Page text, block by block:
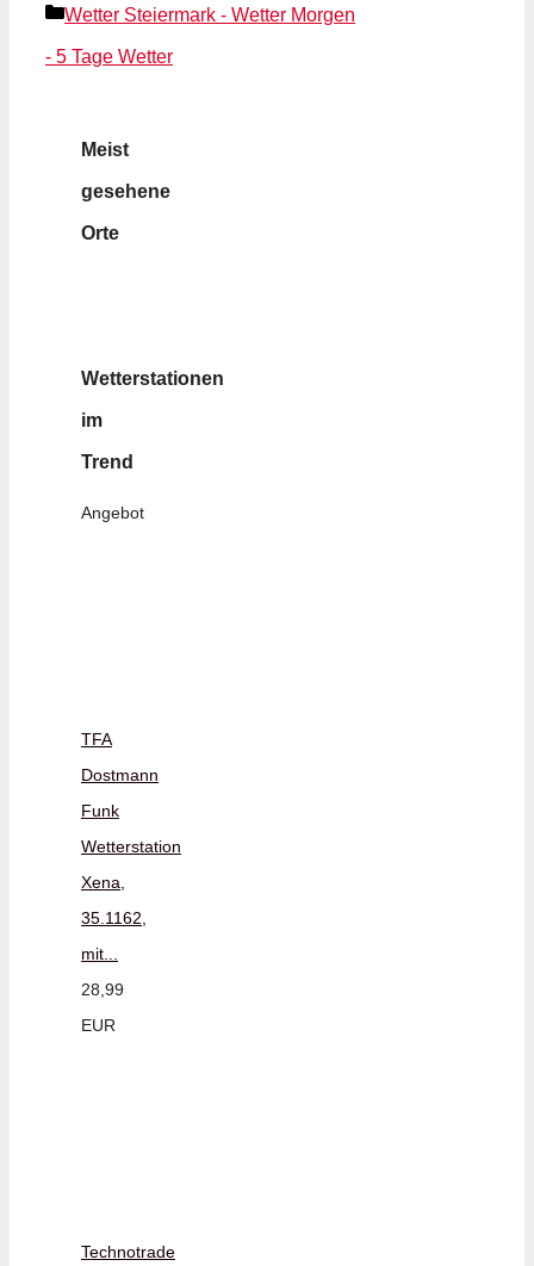
Kategorien
Wetter Steiermark - Wetter Morgen
- 5 Tage Wetter
Meist
gesehene
Orte
Wetterstationen
im
Trend
Angebot
TFA
Dostmann
Funk
Wetterstation
Xena,
35.1162,
mit...
28,99
EUR
Technotrade